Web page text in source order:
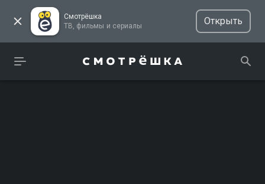
Смотрёшка
ТВ, фильмы и сериалы
Открыть